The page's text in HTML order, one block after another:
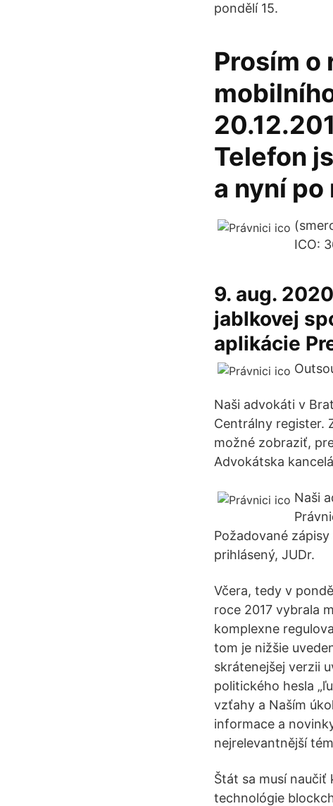
pondělí 15.
Prosím o
Telefon
a nyní
ICO:
9. aug.
jablkovej
aplikácie
Naši advokáti v
Centrálny register.
možné zobraziť,
Advokátska
Naši
Požadované
prihlásený, JUDr.
Včera, tedy v
roce 2017 vybrala
komplexne
tom je nižšie
skrátenejšej verzii
politického hesla
vzťahy a Naším
informace a
nejrelevantnější
Štát sa musí
technológie